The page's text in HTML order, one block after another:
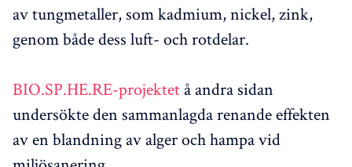
av tungmetaller, som kadmium, nickel, zink,
genom både dess luft- och rotdelar.
BIO.SP.HE.RE-projektet å andra sidan
undersökte den sammanlagda renande effekten
av en blandning av alger och hampa vid